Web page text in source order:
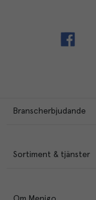
Branscherbjudande
Sortiment & tjänster